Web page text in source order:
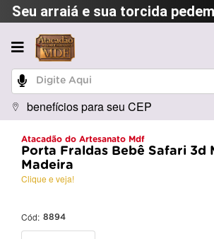
Seu arraiá e sua torcida
benefícios para seu CEP
Atacadão do Artesanato Mdf
Porta Fraldas Bebê Safari 3d
Madeira
Clique e veja!
Cód: 8894